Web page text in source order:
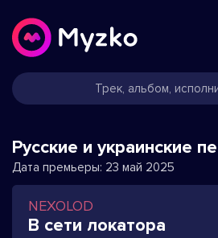
Русские и украинские
Дата премьеры: 23 май 2025
NEXOLOD
В сети локатора